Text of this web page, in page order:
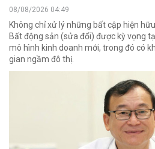
08/08/2026 04:49
Không chỉ xử lý những bất cập hiện
Bất động sản (sửa đổi) được kỳ vọng
mô hình kinh doanh mới, trong đó có
gian ngầm đô thị.